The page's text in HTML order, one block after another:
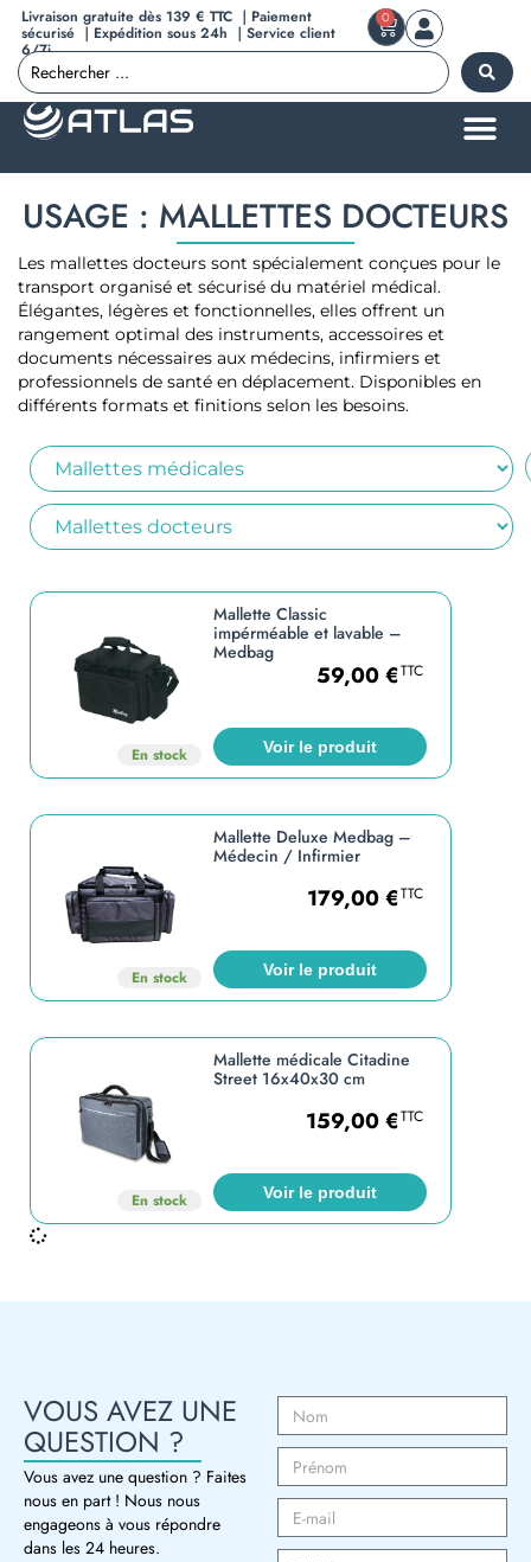
Livraison gratuite dès 139 € TTC ｜Paiement
sécurisé ｜Expédition sous 24h ｜Service client
6/7j
0
USAGE : MALLETTES DOCTEURS
Les mallettes docteurs sont spécialement conçues pour le
transport organisé et sécurisé du matériel médical.
Élégantes, légères et fonctionnelles, elles offrent un
rangement optimal des instruments, accessoires et
documents nécessaires aux médecins, infirmiers et
professionnels de santé en déplacement. Disponibles en
différents formats et finitions selon les besoins.
En stock
Mallette Classic
impérméable et lavable –
Medbag
59,00€TTC
Voir le produit
En stock
Mallette Deluxe Medbag –
Médecin / Infirmier
179,00€TTC
Voir le produit
En stock
Mallette médicale Citadine
Street 16x40x30 cm
159,00€TTC
Voir le produit
VOUS AVEZ UNE
QUESTION ?
Vous avez une question ? Faites
nous en part ! Nous nous
engageons à vous répondre
dans les 24 heures.